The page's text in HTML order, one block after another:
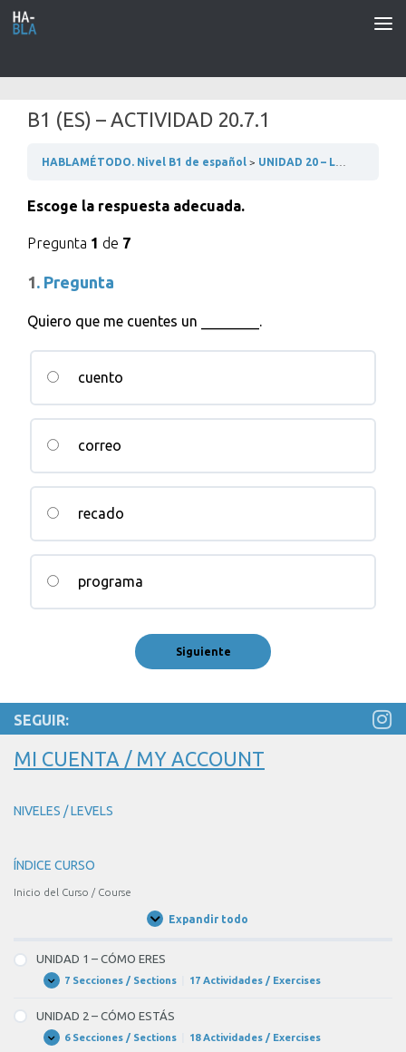
Saltar al contenido
B1 (ES) – ACTIVIDAD 20.7.1
HABLAMÉTODO. Nivel B1 de español UNIDAD 20 – LA MODA
Escoge la respuesta adecuada.
Pregunta 1 de 7
1. Pregunta
Quiero que me cuentes un ________.
cuento
correo
recado
programa
SEGUIR:
MI CUENTA / MY ACCOUNT
NIVELES / LEVELS
ÍNDICE CURSO
Inicio del Curso / Course
Expandir todo
Unidades
UNIDAD 1 – CÓMO ERES
Expandir
UNIDAD
–
CÓMO
ERES
7 Secciones / Sections 17 Actividades / Exercises
UNIDAD 2 – CÓMO ESTÁS
Expandir
UNIDAD6 Secciones / Sections 18 Actividades / Exercises